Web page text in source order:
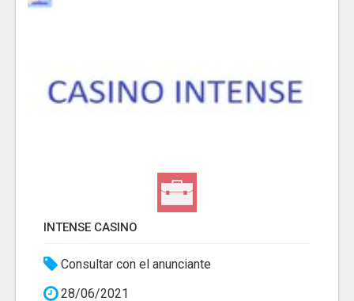
INTENSE CASINO
Consultar con el anunciante
28/06/2021